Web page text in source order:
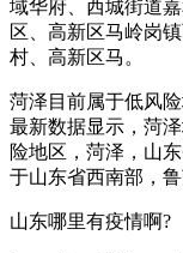
域华府、西城街道
区、高新区马岭岗
村、高新区马。
菏泽目前属于低风
最新数据显示，菏
险地区，菏泽，山
于山东省西南部，
山东哪里有疫情啊?